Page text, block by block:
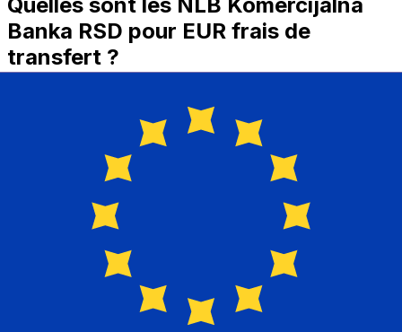
Banka RSD pour EUR frais de
transfert ?
d’un RSD à EUR dépendent de facteurs comme le
montant du transfert. En général, les transferts plus
importants comportent des frais plus bas et de meilleurs
taux de change. Consultez le tableau comparatif pour
comparer NLB Komercijalna Banka frais avec Xe.
Pourquoi transférer avec Xe plutôt
qu’avec des banques traditionnelles